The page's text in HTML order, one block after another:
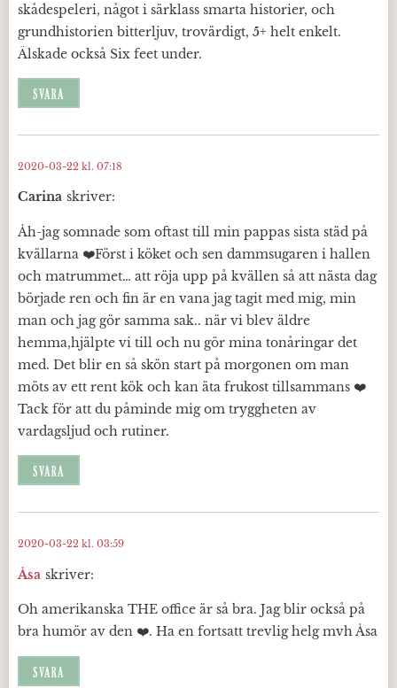
skådespeleri, något i särklass smarta historier, och
grundhistorien bitterljuv, trovärdigt, 5+ helt enkelt.
Älskade också Six feet under.
SVARA
Carina skriver:
2020-03-22 kl. 07:18
Åh-jag somnade som oftast till min pappas sista städ på
kvällarna ❤️Först i köket och sen dammsugaren i hallen
och matrummet… att röja upp på kvällen så att nästa dag
började ren och fin är en vana jag tagit med mig, min
man och jag gör samma sak.. när vi blev äldre
hemma,hjälpte vi till och nu gör mina tonåringar det
med. Det blir en så skön start på morgonen om man
möts av ett rent kök och kan äta frukost tillsammans ❤️
Tack för att du påminde mig om tryggheten av
vardagsljud och rutiner.
SVARA
Åsa skriver:
2020-03-22 kl. 03:59
Oh amerikanska THE office är så bra. Jag blir också på
bra humör av den ❤️. Ha en fortsatt trevlig helg mvh Åsa
SVARA